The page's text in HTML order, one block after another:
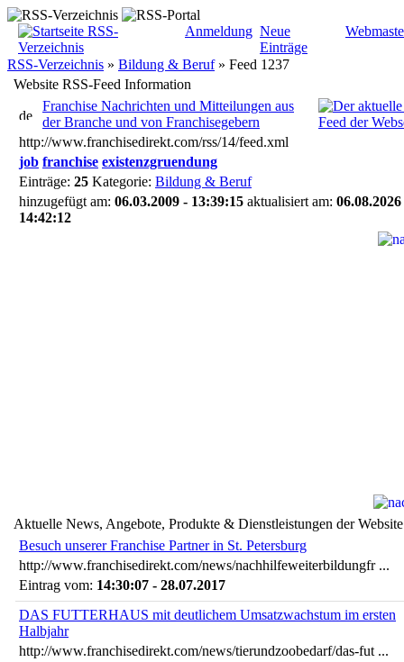
Anmeldung Neue
Einträge
RSS-Verzeichnis » Bildung & Beruf» Feed 1237
Website RSS-Feed Information
Franchise Nachrichten und Mitteilungen aus
der Branche und von Franchisegebern
http://www.franchisedirekt.com/rss/14/feed.xml
job franchise existenzgruendung
Einträge: 25 Kategorie: Bildung & Beruf
hinzugefügt am: 06.03.2009 - 13:39:15 aktualisiert am: 06.08.2026
14:42:12
Aktuelle News, Angebote, Produkte & Dienstleistungen der Website
Besuch unserer Franchise Partner in St. Petersburg
http://www.franchisedirekt.com/news/nachhilfeweiterbildungfr ...
Eintrag vom: 14:30:07 - 28.07.2017
DAS FUTTERHAUS mit deutlichem Umsatzwachstum im ersten
Halbjahr
http://www.franchisedirekt.com/news/tierundzoobedarf/das-fut ...